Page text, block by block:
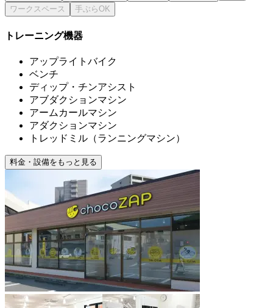
トレーニング機器
アップライトバイク
ベンチ
ディップ・チンアシスト
アブダクションマシン
アームカールマシン
アダクションマシン
トレッドミル（ランニングマシン）
料金・設備をもっと見る